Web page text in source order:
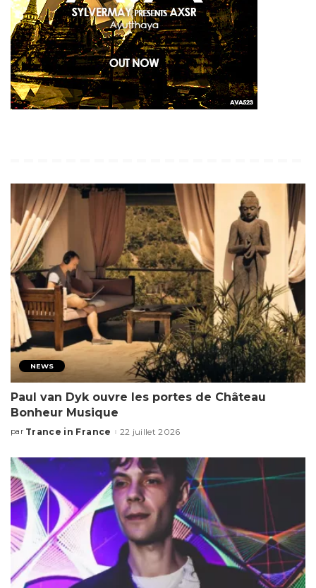
NEWS
Paul van Dyk ouvre les portes de Château
Bonheur Musique
par Trance in France 22 juillet 2026